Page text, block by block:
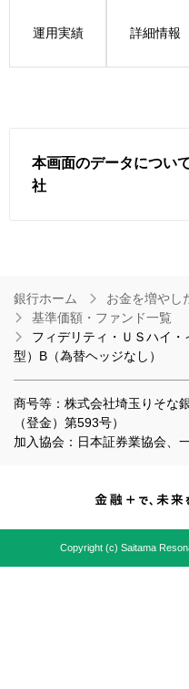
運用実績 詳細情報
本画面のデータについ
社
銀行ホーム お金を増やし
基準価額・ファンド一覧
フィデリティ・ＵＳハイ
型）B（為替ヘッジなし）
商号等：株式会社埼玉りそ
（登金）第593号）
加入協会：日本証券業協会、
Copyright (c) Saitama